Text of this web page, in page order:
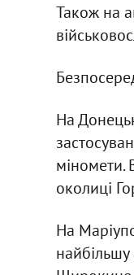
Також на
На
міномети.
околиці
На